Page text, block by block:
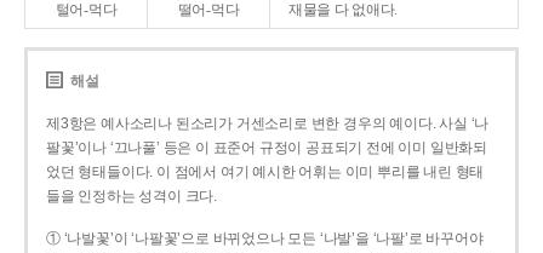
털어-먹다 떨어-먹다 재물을 다 없애다.
해설
제3항은 예사소리나 된소리가 거센소리로 변한 경우의 예이다. 사실 ‘나
팔꽃’이나 ‘끄나풀’ 등은 이 표준어 규정이 공표되기 전에 이미 일반화되
었던 형태들이다. 이 점에서 여기 예시한 어휘는 이미 뿌리를 내린 형태
들을 인정하는 성격이 크다.
① ‘나발꽃’이 ‘나팔꽃’으로 바뀌었으나 모든 ‘나발’을 ‘나팔’로 바꾸어야